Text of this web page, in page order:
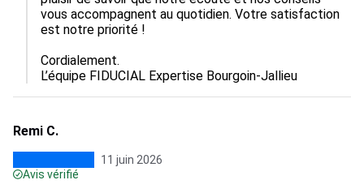
vous accompagnent au quotidien. Votre satisfaction
est notre priorité !
Cordialement.
L’équipe FIDUCIAL Expertise Bourgoin-Jallieu
Remi C.
11 juin 2026
Avis vérifié